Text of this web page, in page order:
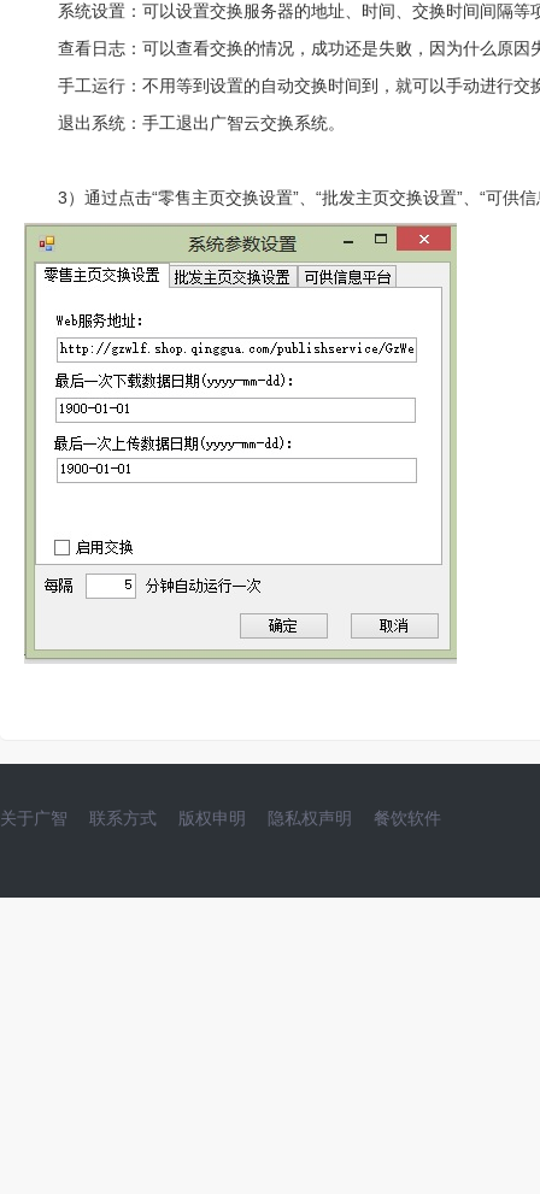
系统设置：可以设置交换服务器的地址、时间、交换时间间隔等
查看日志：可以查看交换的情况，成功还是失败，因为什么原因
手工运行：不用等到设置的自动交换时间到，就可以手动进行交
退出系统：手工退出广智云交换系统。
3）通过点击“零售主页交换设置”、“批发主页交换设置”、“可
关于广智 联系方式 版权申明 隐私权声明 餐饮软件